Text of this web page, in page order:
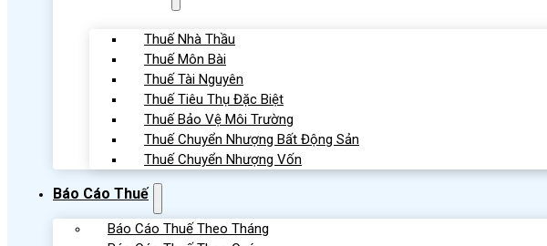
Thuế Nhà Thầu
Thuế Môn Bài
Thuế Tài Nguyên
Thuế Tiêu Thụ Đặc Biệt
Thuế Bảo Vệ Môi Trường
Thuế Chuyển Nhượng Bất Động Sản
Thuế Chuyển Nhượng Vốn
Báo Cáo Thuế
Báo Cáo Thuế Theo Tháng